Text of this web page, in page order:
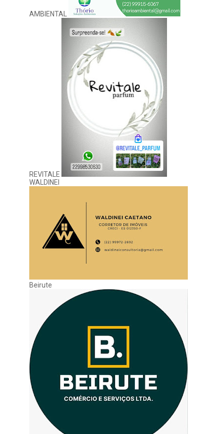
AMBIENTAL
REVITALE
WALDINEI
Beirute